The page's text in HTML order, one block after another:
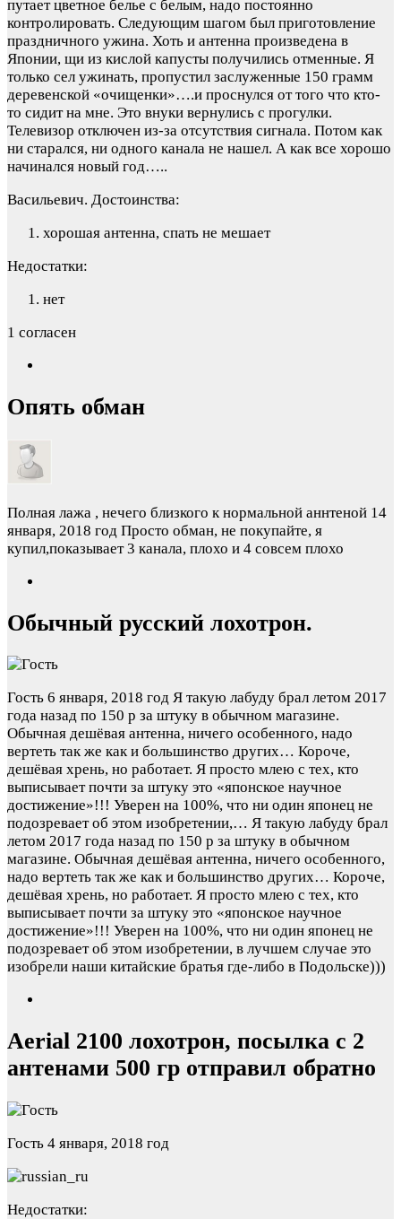
путает цветное белье с белым, надо постоянно
контролировать. Следующим шагом был приготовление
праздничного ужина. Хоть и антенна произведена в
Японии, щи из кислой капусты получились отменные. Я
только сел ужинать, пропустил заслуженные 150 грамм
деревенской «очищенки»….и проснулся от того что кто-
то сидит на мне. Это внуки вернулись с прогулки.
Телевизор отключен из-за отсутствия сигнала. Потом как
ни старался, ни одного канала не нашел. А как все хорошо
начинался новый год…..
Васильевич. Достоинства:
хорошая антенна, спать не мешает
Недостатки:
нет
1 согласен
Опять обман
Полная лажа , нечего близкого к нормальной аннтеной 14
января, 2018 год Просто обман, не покупайте, я
купил,показывает 3 канала, плохо и 4 совсем плохо
Обычный русский лохотрон.
Гость 6 января, 2018 год Я такую лабуду брал летом 2017
года назад по 150 р за штуку в обычном магазине.
Обычная дешёвая антенна, ничего особенного, надо
вертеть так же как и большинство других… Короче,
дешёвая хрень, но работает. Я просто млею с тех, кто
выписывает почти за штуку это «японское научное
достижение»!!! Уверен на 100%, что ни один японец не
подозревает об этом изобретении,… Я такую лабуду брал
летом 2017 года назад по 150 р за штуку в обычном
магазине. Обычная дешёвая антенна, ничего особенного,
надо вертеть так же как и большинство других… Короче,
дешёвая хрень, но работает. Я просто млею с тех, кто
выписывает почти за штуку это «японское научное
достижение»!!! Уверен на 100%, что ни один японец не
подозревает об этом изобретении, в лучшем случае это
изобрели наши китайские братья где-либо в Подольске)))
Aerial 2100 лохотрон, посылка с 2
антенами 500 гр отправил обратно
Гость 4 января, 2018 год
Недостатки: